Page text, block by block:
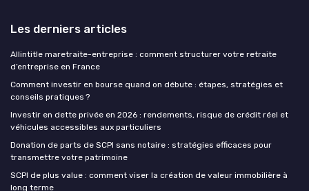
Les derniers articles
Allintitle maretraite-entreprise : comment structurer votre retraite
d’entreprise en France
Comment investir en bourse quand on débute : étapes, stratégies et
conseils pratiques ?
Investir en dette privée en 2026 : rendements, risque de crédit réel et
véhicules accessibles aux particuliers
Donation de parts de SCPI sans notaire : stratégies efficaces pour
transmettre votre patrimoine
SCPI de plus value : comment viser la création de valeur immobilière à
long terme